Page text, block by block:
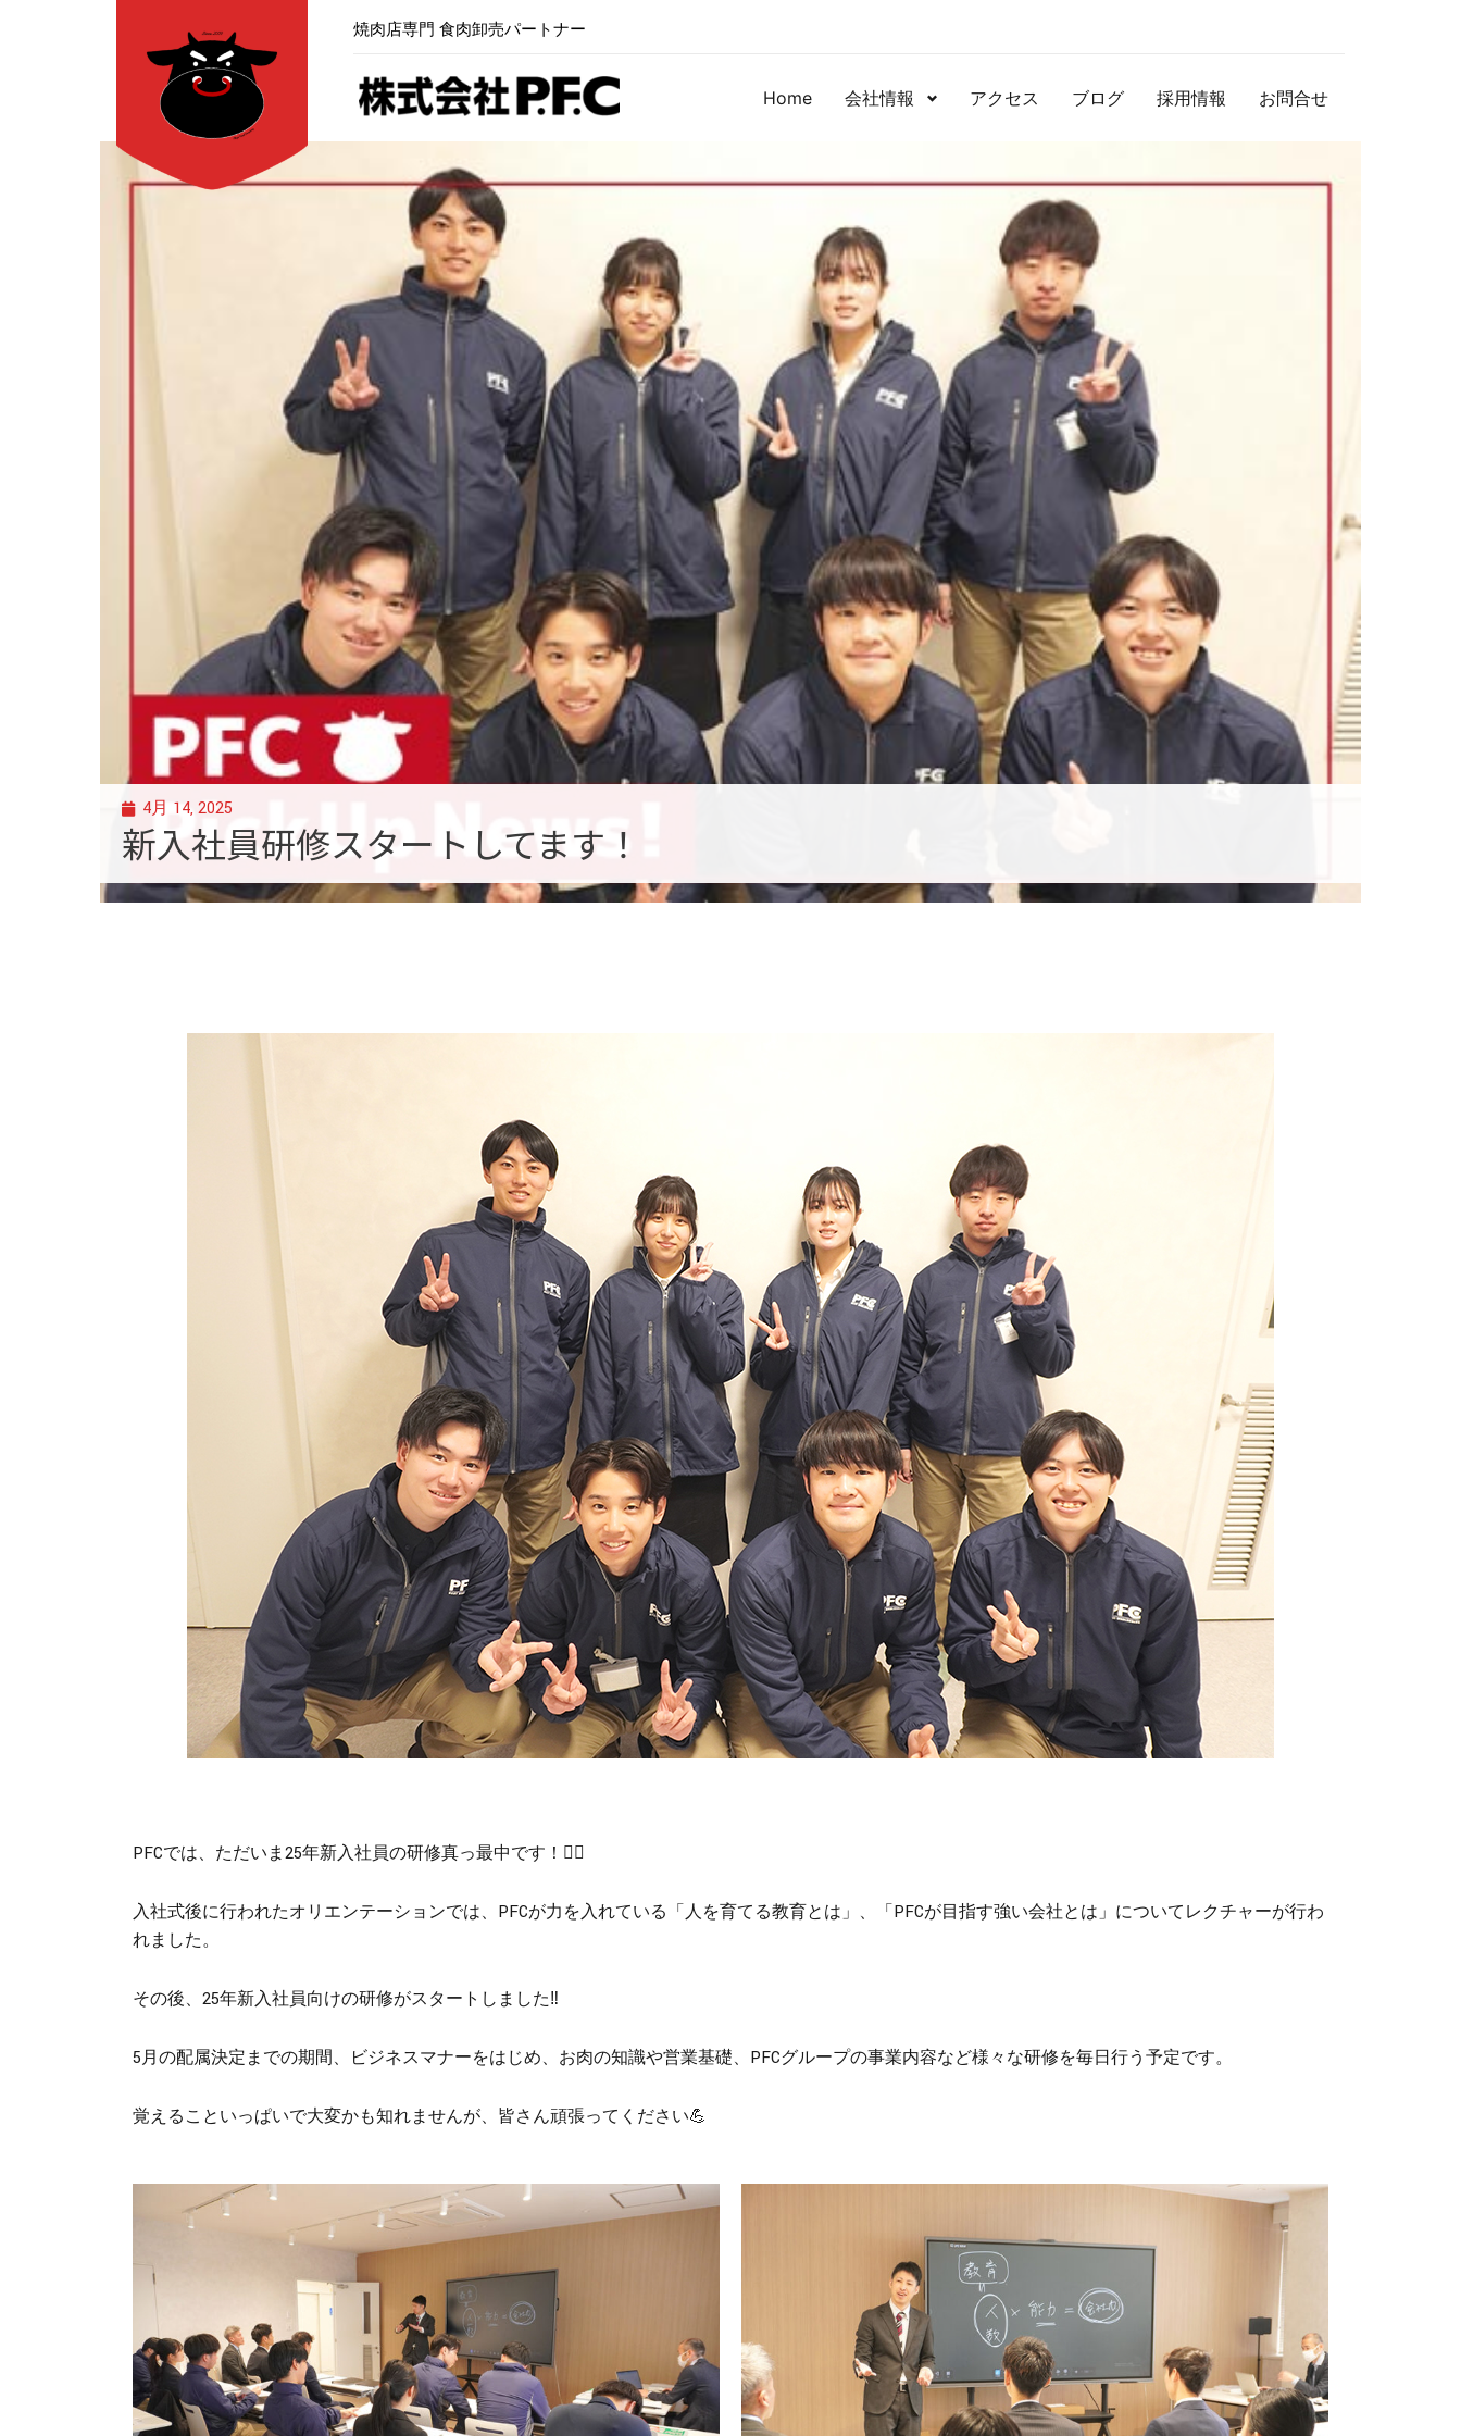
焼肉店専門 食肉卸売パートナー
Home 会社情報 アクセス ブログ 採用情報 お問合せ
4月 14, 2025
新入社員研修スタートしてます！
PFCでは、ただいま25年新入社員の研修真っ最中です！ 💁‍♀️
入社式後に行われたオリエンテーションでは、PFCが力を入れている「人を育てる教育とは」、「PFCが目指す強い会社とは」についてレクチャーが行わ
れました。
その後、25年新入社員向けの研修がスタートしました‼️
5月の配属決定までの期間、ビジネスマナーをはじめ、お肉の知識や営業基礎、PFCグループの事業内容など様々な研修を毎日行う予定です。
覚えることいっぱいで大変かも知れませんが、皆さん頑張ってください💪